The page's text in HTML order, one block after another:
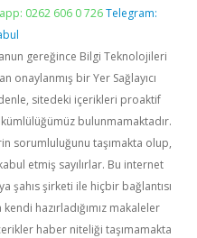
0262 606 0 726 Telegram:
gereğince Bilgi Teknolojileri
onaylanmış bir Yer Sağlayıcı
sitedeki içerikleri proaktif
bulunmamaktadır.
sorumluluğunu taşımakta olup,
etmiş sayılırlar. Bu internet
şahıs şirketi ile hiçbir bağlantısı
hazırladığımız makaleler
haber niteliği taşımamakta